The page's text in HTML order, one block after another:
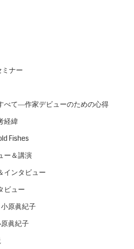
ナー
べて―作家デビューのための心得
経緯
Fishes
ー＆講演
インタビュー
ビュー
原眞紀子
眞紀子